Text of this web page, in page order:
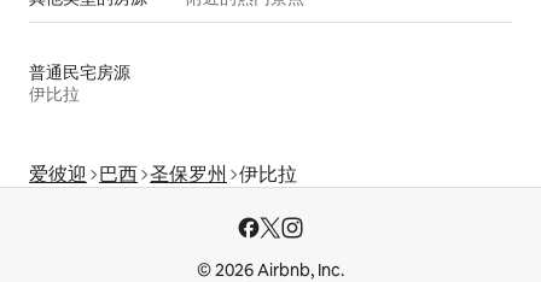
普通民宅房源
伊比拉
爱彼迎 巴西 圣保罗州 伊比拉
© 2026 Airbnb, Inc.